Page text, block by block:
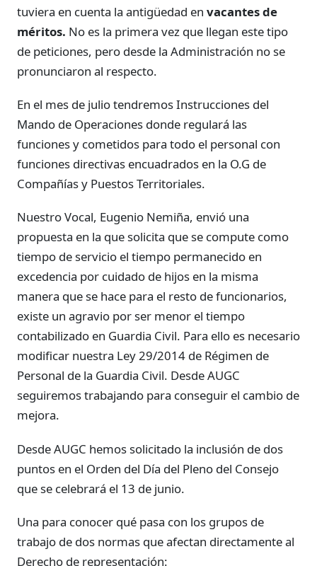
tuviera en cuenta la antigüedad en vacantes de
méritos. No es la primera vez que llegan este tipo
de peticiones, pero desde la Administración no se
pronunciaron al respecto.
En el mes de julio tendremos Instrucciones del
Mando de Operaciones donde regulará las
funciones y cometidos para todo el personal con
funciones directivas encuadrados en la O.G de
Compañías y Puestos Territoriales.
Nuestro Vocal, Eugenio Nemiña, envió una
propuesta en la que solicita que se compute como
tiempo de servicio el tiempo permanecido en
excedencia por cuidado de hijos en la misma
manera que se hace para el resto de funcionarios,
existe un agravio por ser menor el tiempo
contabilizado en Guardia Civil. Para ello es necesario
modificar nuestra Ley 29/2014 de Régimen de
Personal de la Guardia Civil. Desde AUGC
seguiremos trabajando para conseguir el cambio de
mejora.
Desde AUGC hemos solicitado la inclusión de dos
puntos en el Orden del Día del Pleno del Consejo
que se celebrará el 13 de junio.
Una para conocer qué pasa con los grupos de
trabajo de dos normas que afectan directamente al
Derecho de representación: